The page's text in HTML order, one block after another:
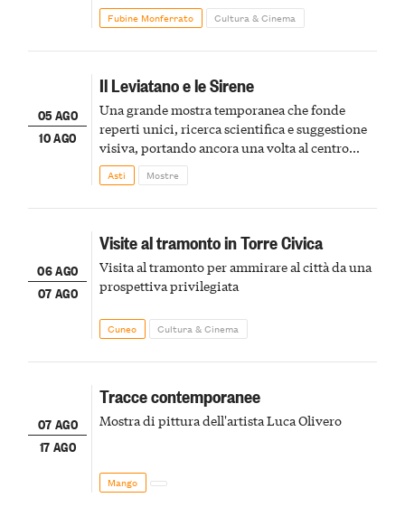
Fubine Monferrato Cultura & Cinema
05 AGO
10 AGO
Il Leviatano e le Sirene
Una grande mostra temporanea che fonde
reperti unici, ricerca scientifica e suggestione
visiva, portando ancora una volta al centro
della scena le meraviglie del passato astigiano
Asti Mostre
06 AGO
07 AGO
Visite al tramonto in Torre Civica
Visita al tramonto per ammirare al città da una
prospettiva privilegiata
Cuneo Cultura & Cinema
07 AGO
17 AGO
Tracce contemporanee
Mostra di pittura dell'artista Luca Olivero
Mango